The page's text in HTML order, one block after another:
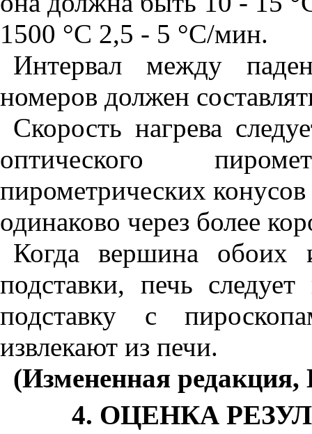
1500 °С 2,5 - 5 °С/мин.
Интервал между
номеров должен
Скорость нагрева
оптического
пирометрических
одинаково через более
Когда вершина обоих
подставки, печь
подставку с
извлекают из печи.
(Измененная
4. ОЦЕНКА